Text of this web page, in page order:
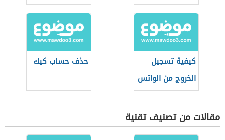
كيفية تسجيل
الخروج من الواتس
آب
حذف حساب كيك
مقالات من تصنيف تقنية